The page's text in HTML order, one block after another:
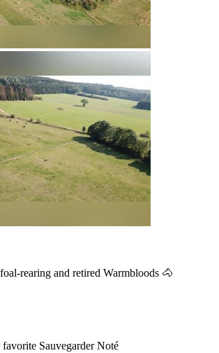
rearing and retired Warmbloods 🐴
favorite Sauvegarder Noté